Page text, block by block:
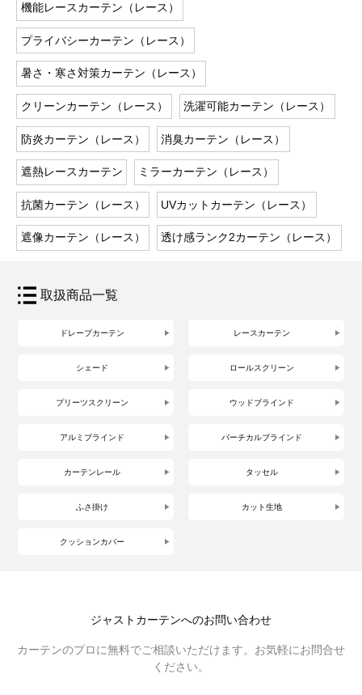
機能レースカーテン（レース）
プライバシーカーテン（レース）
暑さ・寒さ対策カーテン（レース）
クリーンカーテン（レース） 洗濯可能カーテン（レース）
防炎カーテン（レース） 消臭カーテン（レース）
遮熱レースカーテン ミラーカーテン（レース）
抗菌カーテン（レース） UVカットカーテン（レース）
遮像カーテン（レース） 透け感ランク2カーテン（レース）
取扱商品一覧
ドレープカーテン レースカーテン
シェード ロールスクリーン
プリーツスクリーン ウッドブラインド
アルミブラインド バーチカルブラインド
カーテンレール タッセル
ふさ掛け カット生地
クッションカバー
ジャストカーテンへのお問い合わせ
カーテンのプロに無料でご相談いただけます。お気軽にお問合せ
ください。